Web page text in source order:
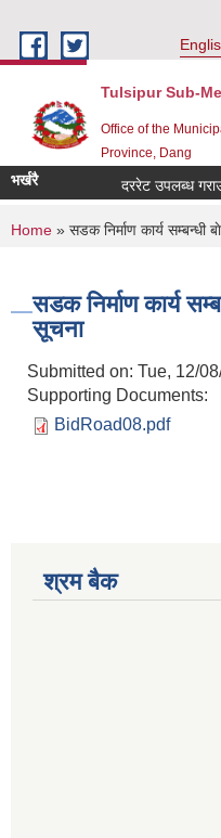
Tulsipur Sub-
Office of the
Province, Dang
भर्खरै दररेट उपलब्ध गराउने
You are here
Home » सडक निर्माण कार्य सम्बन्धी
सडक निर्माण कार्य
सूचना
Submitted on: Tue, 12/
Supporting Documents:
BidRoad08.pdf
श्रम बैक